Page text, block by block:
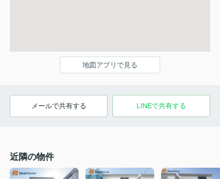
地図アプリで見る
メールで共有する LINEで共有する
近隣の物件